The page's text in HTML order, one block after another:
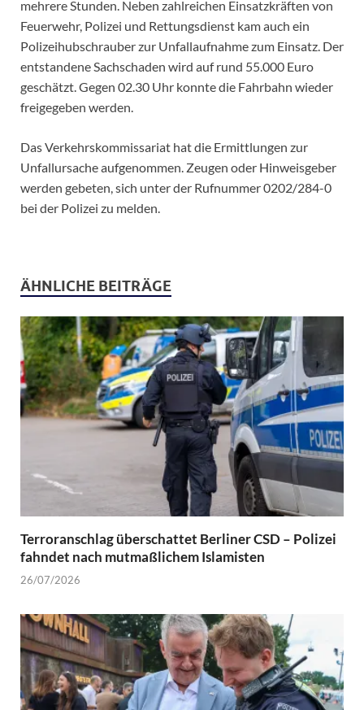
mehrere Stunden. Neben zahlreichen Einsatzkräften von
Feuerwehr, Polizei und Rettungsdienst kam auch ein
Polizeihubschrauber zur Unfallaufnahme zum Einsatz. Der
entstandene Sachschaden wird auf rund 55.000 Euro
geschätzt. Gegen 02.30 Uhr konnte die Fahrbahn wieder
freigegeben werden.
Das Verkehrskommissariat hat die Ermittlungen zur
Unfallursache aufgenommen. Zeugen oder Hinweisgeber
werden gebeten, sich unter der Rufnummer 0202/284-0
bei der Polizei zu melden.
ÄHNLICHE BEITRÄGE
Terroranschlag überschattet Berliner CSD – Polizei
fahndet nach mutmaßlichem Islamisten
26/07/2026